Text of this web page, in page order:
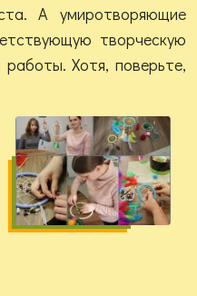
А умиротворяющие
творческую
Хотя, поверьте,